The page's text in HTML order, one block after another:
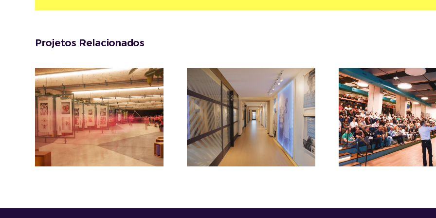
Projetos Relacionados
SALAS
COMERCIAIS
AUDITÓRIO